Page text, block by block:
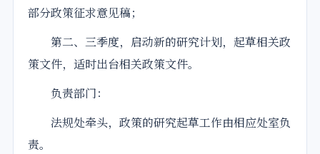
部分政策征求意见稿；
第二、三季度，启动新的研究计划，起草相关政
策文件，适时出台相关政策文件。
负责部门：
法规处牵头，政策的研究起草工作由相应处室负
责。